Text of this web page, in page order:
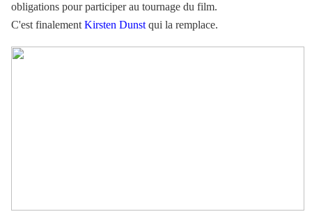
obligations pour participer au tournage du film.
C'est finalement Kirsten Dunst qui la remplace.